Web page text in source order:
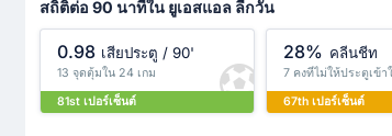
สถิติต่อ 90 นาทีใน ยูเอสแอล ลีกวัน
0.98 เสียประตู / 90'
13 จุดตุ้มใน 24 เกม
81st เปอร์เซ็นต์
28% คลีนชีท
7 คงที่ไม่ให้ประตูเข้า
67th เปอร์เซ็นต์